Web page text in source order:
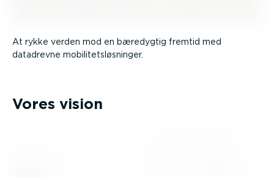
At rykke verden mod en bæredygtig fremtid med
datadrevne mobili­tets­løs­ninger.
Vores vision